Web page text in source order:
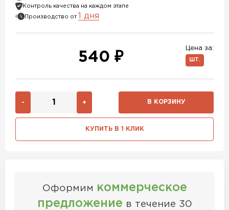
Контроль качества на каждом этапе
Производство от 1 дня
Цена за:
ШТ.
540 ₽
- + В КОРЗИНУ
КУПИТЬ В 1 КЛИК
Оформим коммерческое
предложение в течение 30